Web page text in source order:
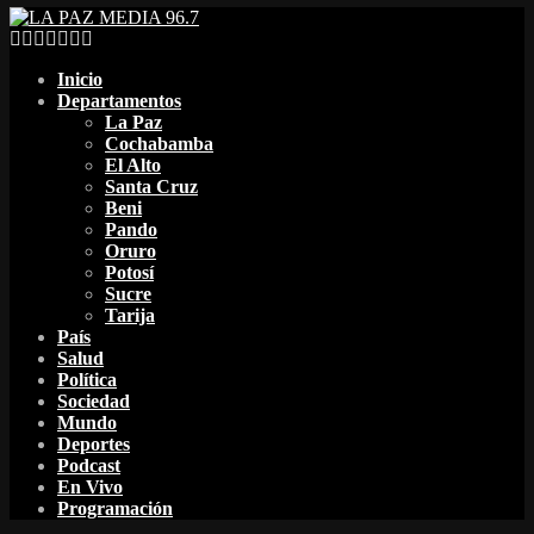
Facebook
Twitter
Instagram
Youtube
Email
Twitch
Whatsapp
Inicio
Departamentos
La Paz
Cochabamba
El Alto
Santa Cruz
Beni
Pando
Oruro
Potosí
Sucre
Tarija
País
Salud
Política
Sociedad
Mundo
Deportes
Podcast
En Vivo
Programación